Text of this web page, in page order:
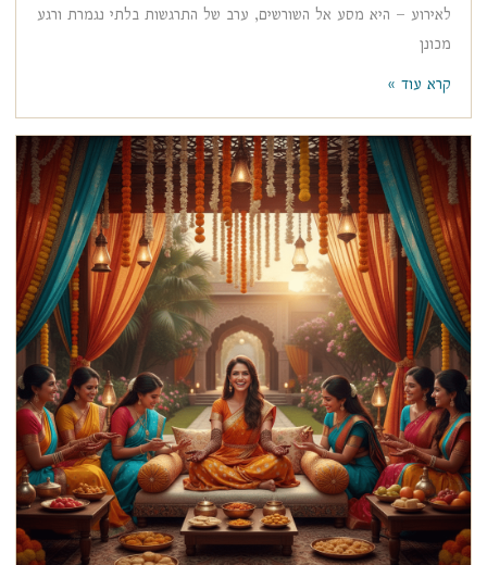
לאירוע – היא מסע אל השורשים, ערב של התרגשות בלתי נגמרת ורגע
מכונן
קרא עוד »